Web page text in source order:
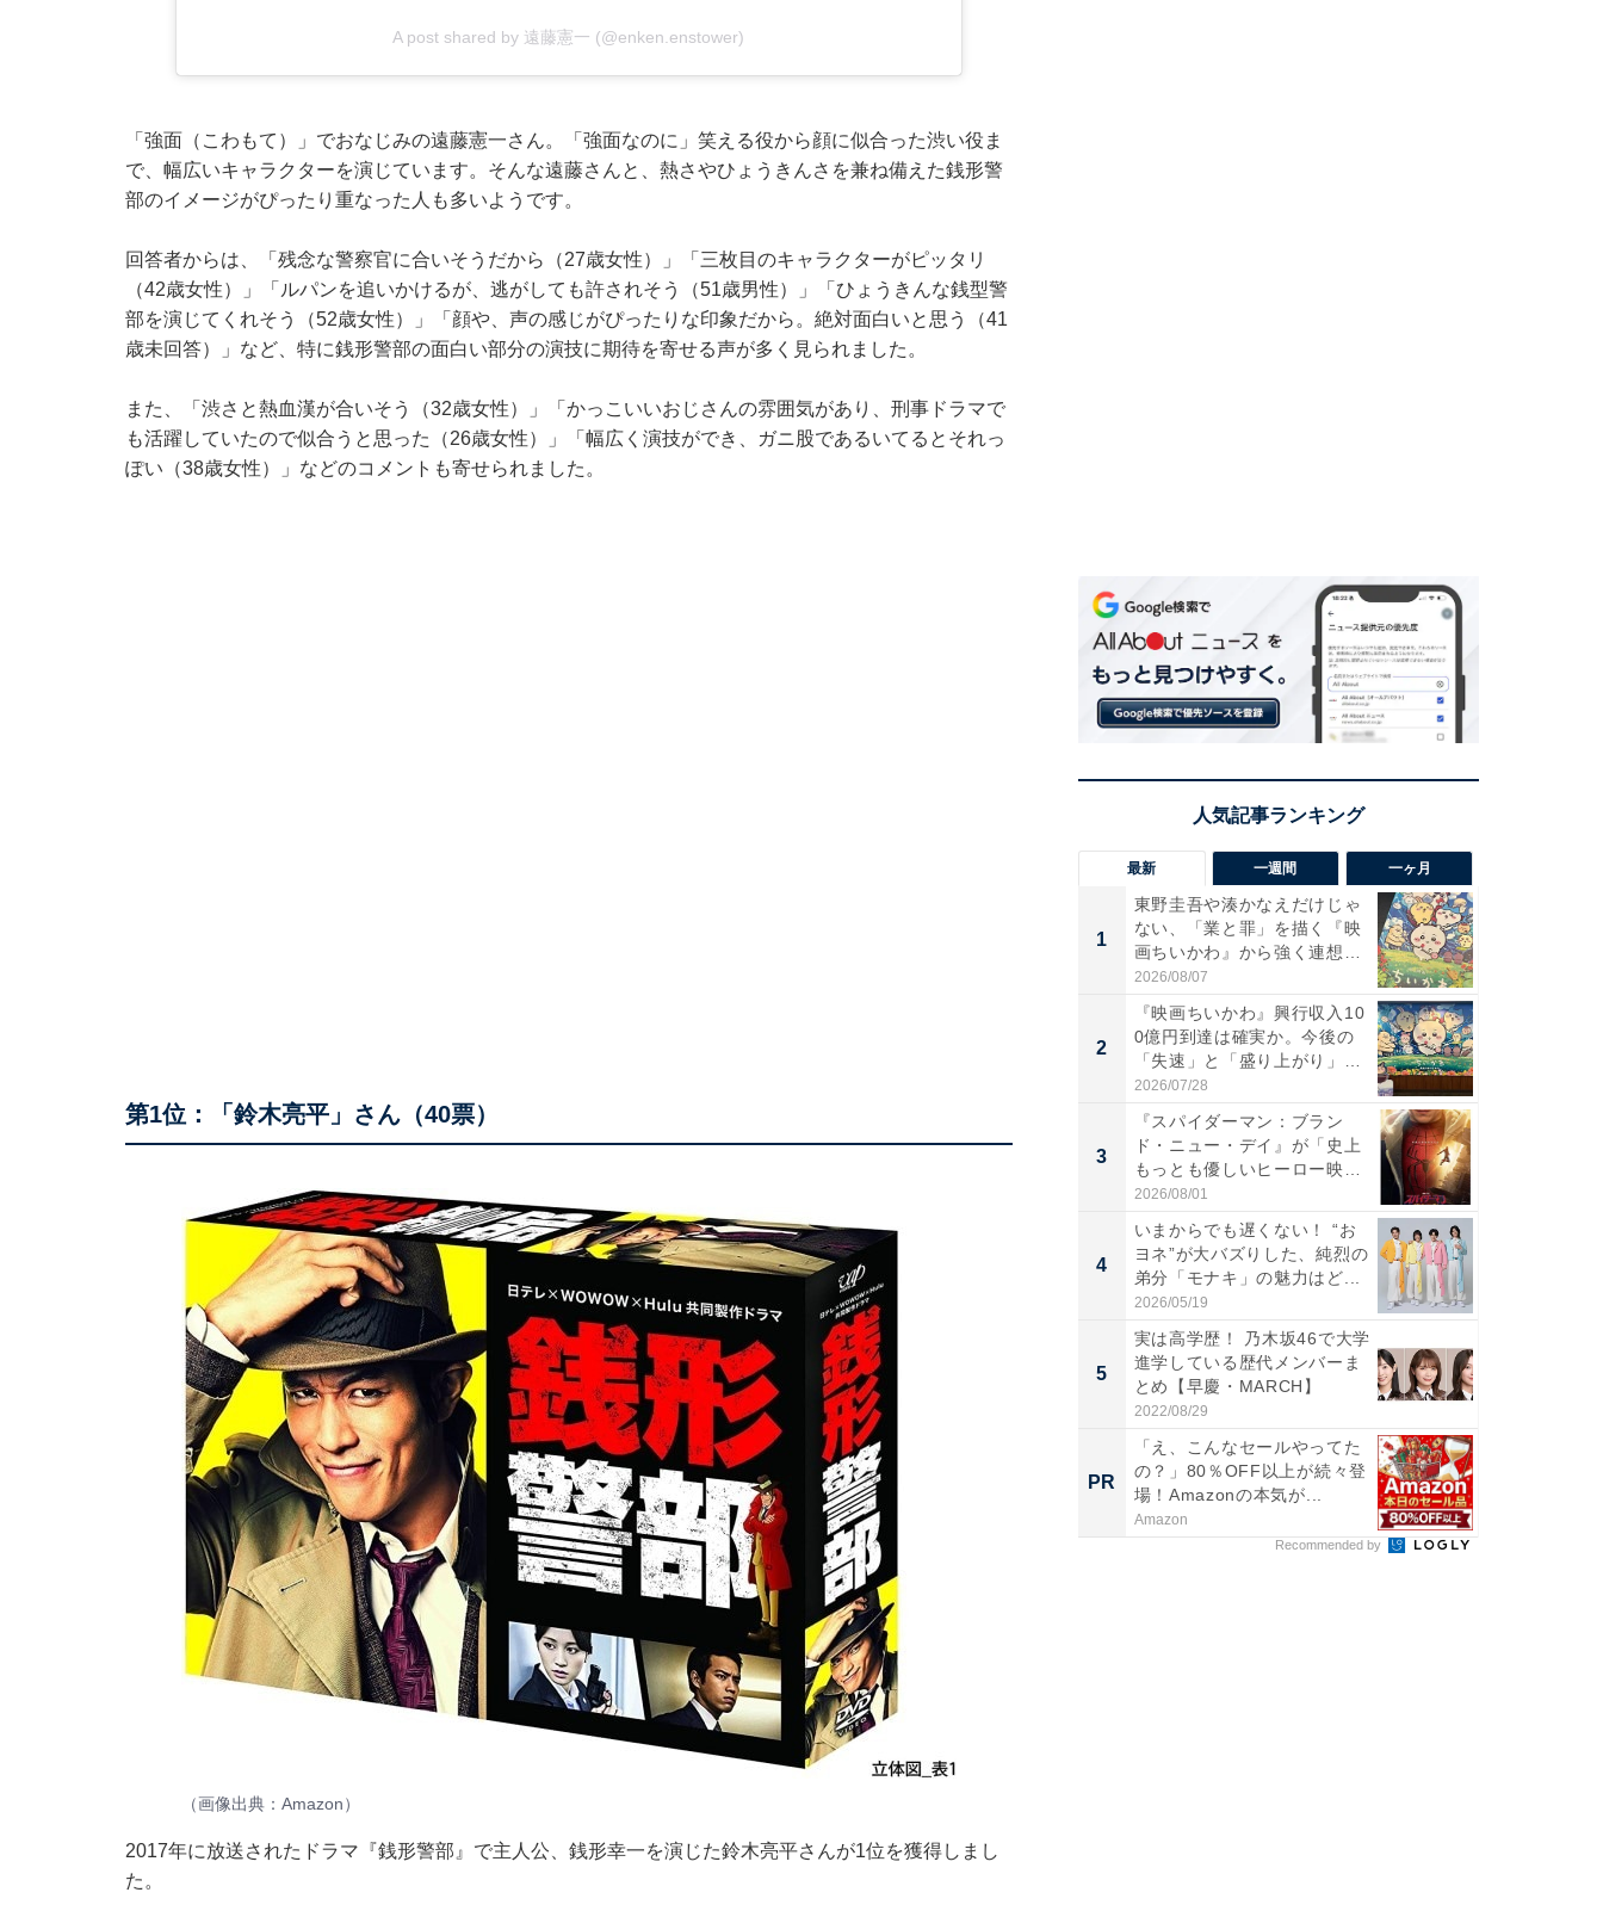
A post shared by 遠藤憲一 (@enken.enstower)
「強面（こわもて）」でおなじみの遠藤憲一さん。「強面なのに」笑える役から顔に似合った渋い役ま
で、幅広いキャラクターを演じています。そんな遠藤さんと、熱さやひょうきんさを兼ね備えた銭形警
部のイメージがぴったり重なった人も多いようです。
回答者からは、「残念な警察官に合いそうだから（27歳女性）」「三枚目のキャラクターがピッタリ
（42歳女性）」「ルパンを追いかけるが、逃がしても許されそう（51歳男性）」「ひょうきんな銭型警
部を演じてくれそう（52歳女性）」「顔や、声の感じがぴったりな印象だから。絶対面白いと思う（41
歳未回答）」など、特に銭形警部の面白い部分の演技に期待を寄せる声が多く見られました。
また、「渋さと熱血漢が合いそう（32歳女性）」「かっこいいおじさんの雰囲気があり、刑事ドラマで
も活躍していたので似合うと思った（26歳女性）」「幅広く演技ができ、ガニ股であるいてるとそれっ
ぽい（38歳女性）」などのコメントも寄せられました。
第1位：「鈴木亮平」さん（40票）
（画像出典： Amazon）
2017年に放送されたドラマ『銭形警部』で主人公、銭形幸一を演じた鈴木亮平さんが1位を獲得しまし
た。
最新 一週間 一ヶ月
1
東野圭吾や湊かなえだけじゃ
ない、「業と罪」を描く『映
画ちいかわ』から強く連想し
た...
2026/08/07
2
『映画ちいかわ』興行収入10
0億円到達は確実か。今後の
「失速」と「盛り上がり」
が...
2026/07/28
3
『スパイダーマン：ブラン
ド・ニュー・デイ』が「史上
もっとも優しいヒーロー映
画」に...
2026/08/01
4
いまからでも遅くない！ “お
ヨネ”が大バズりした、純烈の
弟分「モナキ」の魅力はど...
2026/05/19
5
実は高学歴！ 乃木坂46で大学
進学している歴代メンバーま
とめ【早慶・MARCH】
2022/08/29
PR
「え、こんなセールやってた
の？」80％OFF以上が続々登
場！Amazonの本気が...
Amazon
Recommended by